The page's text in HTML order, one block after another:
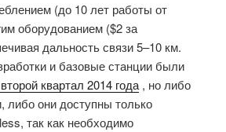
(до 10 лет работы от
оборудованием ($2 за
дальность связи 5–10 км.
и базовые станции были
квартал 2014 года, но либо
либо они доступны только
так как необходимо